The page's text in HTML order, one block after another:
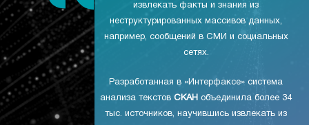
извлекать факты и знания из
неструктурированных массивов данных,
например, сообщений в СМИ и социальных
сетях.
Разработанная в «Интерфаксе» система
анализа текстов СКАН объединила более 34
тыс. источников, научившись извлекать из